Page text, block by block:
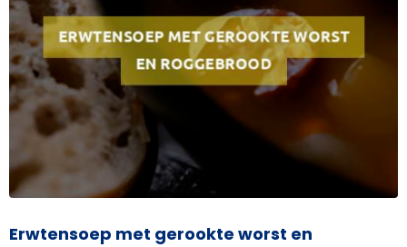
Erwtensoep met gerookte worst en